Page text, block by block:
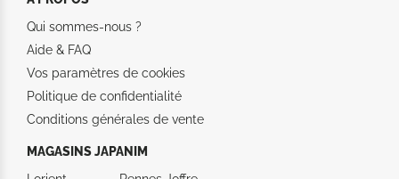
Qui sommes-nous ?
Aide & FAQ
Vos paramètres de cookies
Politique de confidentialité
Conditions générales de vente
MAGASINS JAPANIM